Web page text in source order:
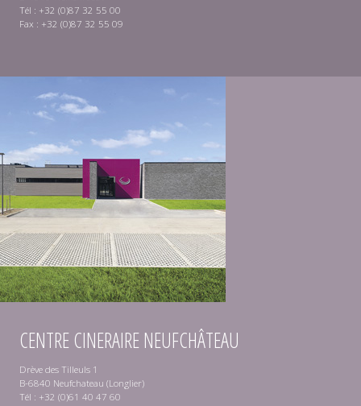
Tél : +32 (0)87 32 55 00
Fax : +32 (0)87 32 55 09
CENTRE CINERAIRE NEUFCHÂTEAU
Drève des Tilleuls 1
B-6840 Neufchateau (Longlier)
Tél : +32 (0)61 40 47 60